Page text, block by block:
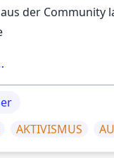
der Community
AKTIVISMUS